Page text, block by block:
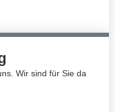
Wir sind für Sie da